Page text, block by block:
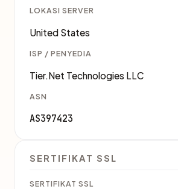
LOKASI SERVER
United States
ISP / PENYEDIA
Tier.Net Technologies LLC
ASN
AS397423
SERTIFIKAT SSL
SERTIFIKAT SSL